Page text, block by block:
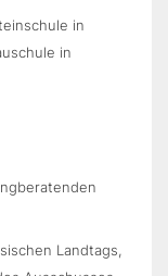
in
in
Landtags,